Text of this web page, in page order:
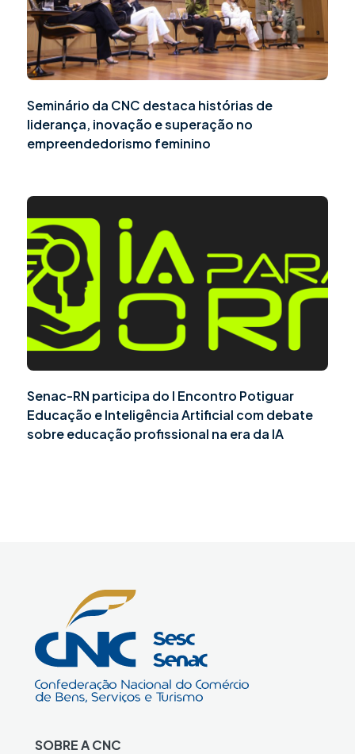
Seminário da CNC destaca histórias de
liderança, inovação e superação no
empreendedorismo feminino
Senac-RN participa do I Encontro Potiguar
Educação e Inteligência Artificial com debate
sobre educação profissional na era da IA
SOBRE A CNC